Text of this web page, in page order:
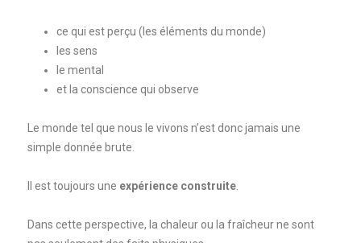
ce qui est perçu (les éléments du monde)
les sens
le mental
et la conscience qui observe
Le monde tel que nous le vivons n’est donc jamais une
simple donnée brute.
Il est toujours une expérience construite
Dans cette perspective, la chaleur ou la fraîcheur ne sont